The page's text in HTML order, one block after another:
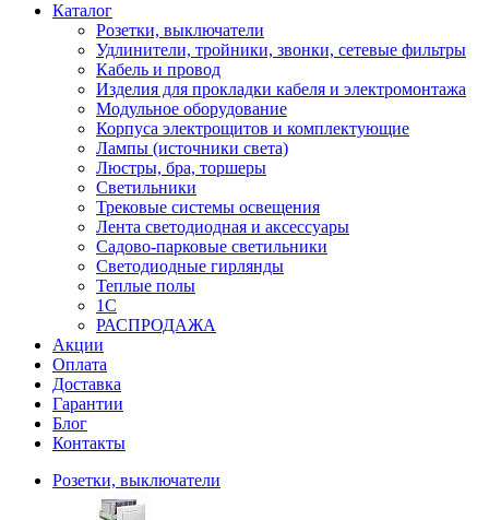
Каталог
Розетки, выключатели
Удлинители, тройники, звонки, сетевые фильтры
Кабель и провод
Изделия для прокладки кабеля и электромонтажа
Модульное оборудование
Корпуса электрощитов и комплектующие
Лампы (источники света)
Люстры, бра, торшеры
Светильники
Трековые системы освещения
Лента светодиодная и аксессуары
Садово-парковые светильники
Светодиодные гирлянды
Теплые полы
1С
РАСПРОДАЖА
Акции
Оплата
Доставка
Гарантии
Блог
Контакты
Розетки, выключатели